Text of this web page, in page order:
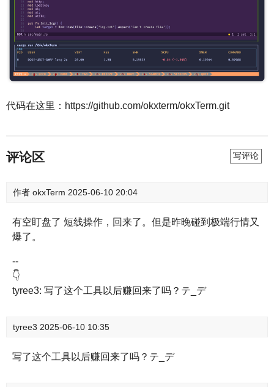
代码在这里：https://github.com/okxterm/okxTerm.git
评论区 写评论
作者 okxTerm 2025-06-10 20:04
有空盯盘了 短线操作，回来了。但是昨晚碰到极端行情又
爆了。
--
👇
tyree3: 写了这个工具以后赚回来了吗？テ_デ
tyree3 2025-06-10 10:35
写了这个工具以后赚回来了吗？テ_デ